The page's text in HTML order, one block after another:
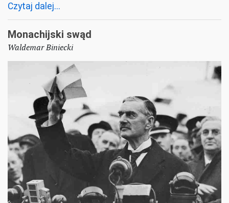
Czytaj dalej...
Monachijski swąd
Waldemar Biniecki